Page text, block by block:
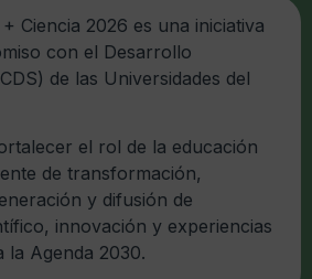
Ciencia 2026 es una iniciativa
con el Desarrollo
de las Universidades del
el rol de la educación
de transformación,
y difusión de
innovación y experiencias
la Agenda 2030.